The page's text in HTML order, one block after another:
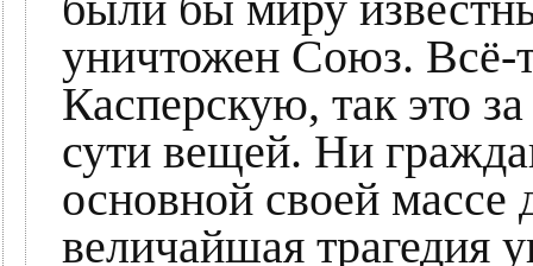
уничтожен Союз. Всё-
Касперскую, так это
сути вещей. Ни
основной своей массе
величайшая трагедия